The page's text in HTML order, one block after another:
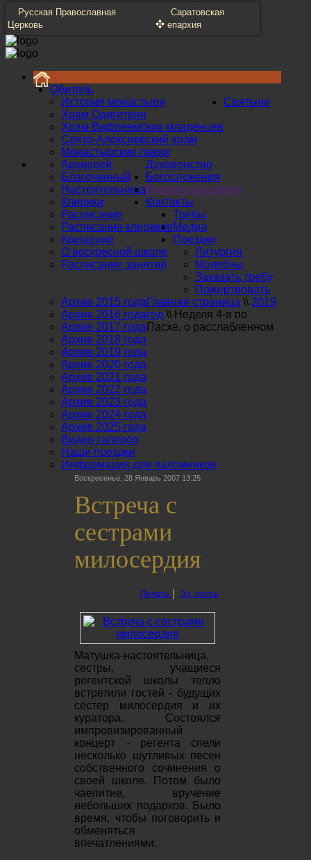
Русская Православная
Церковь
Саратовская
епархия
Обитель
История монастыря
Храм Одигитрия
Храм Вифлеемских младенцев
Свято-Алексиевский храм
Монастырские лавки
Святыни
Духовенство
Архиерей
Благочинный
Настоятельница
Клирики
Богослужения
Расписание
Расписание клириков
Крещение
Воскресная школа
О воскресной школе
Расписание занятий
Контакты
Требы
Литургия
Молебны
Заказать требу
Пожертвовать
Медиа
Архив 2015 года
Архив 2016 года
Архив 2017 года
Архив 2018 года
Архив 2019 года
Архив 2020 года
Архив 2021 года
Архив 2022 года
Архив 2023 года
Архив 2024 года
Архив 2025 года
Видео-галерея
Поездки
Наши поездки
Информация для паломников
Главная страница \\ 2019
год \\ Неделя 4-я по
Пасхе, о расслабленном
Воскресенье, 28 Январь 2007 13:25
Встреча с
сестрами
милосердия
Печать Эл. почта
Матушка-настоятельница,
сестры, учащиеся
регентской школы тепло
встретили гостей - будущих
сестер милосердия и их
куратора. Состоялся
импровизированный
концерт - регента спели
несколько шутливых песен
собственного сочинения о
своей школе. Потом было
чаепитие, вручение
небольших подарков. Было
время, чтобы поговорить и
обменяться
впечатлениями.